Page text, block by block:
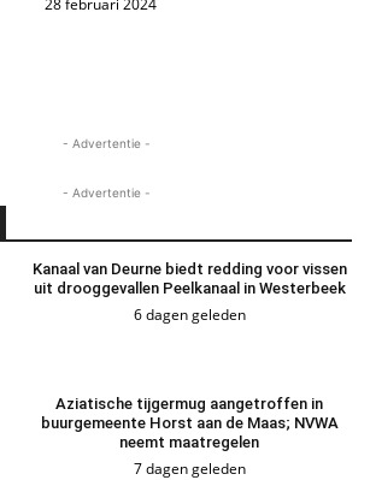
28 februari 2024
- Advertentie -
- Advertentie -
Kanaal van Deurne biedt redding voor vissen
uit drooggevallen Peelkanaal in Westerbeek
6 dagen geleden
Aziatische tijgermug aangetroffen in
buurgemeente Horst aan de Maas; NVWA
neemt maatregelen
7 dagen geleden